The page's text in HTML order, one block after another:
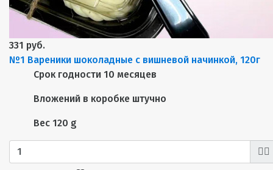
331 руб.
№1 Вареники шоколадные с вишневой начинкой, 120г
Срок годности 10 месяцев
Вложений в коробке штучно
Вес 120 g